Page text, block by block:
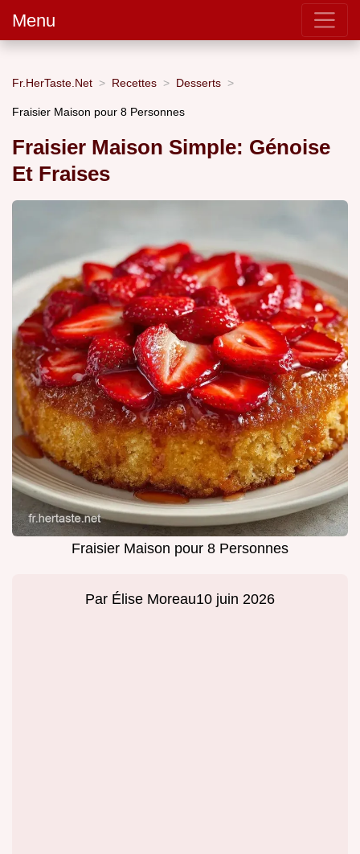
Menu
Fr.HerTaste.Net Recettes Desserts
Fraisier Maison pour 8 Personnes
Fraisier Maison Simple: Génoise
Et Fraises
Fraisier Maison pour 8 Personnes
Par Élise Moreau10 juin 2026